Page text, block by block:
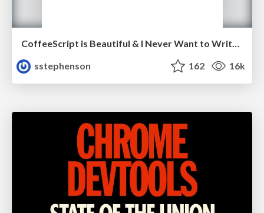
CoffeeScript is Beautiful & I Never Want to Write Plain JavaScript Again
sstephenson
162 16k